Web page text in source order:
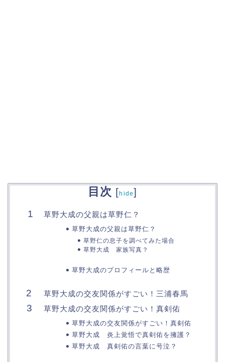
目次 [hide]
草野大成の父親は草野仁？
草野大成の父親は草野仁？
草野仁の息子を調べてみた場合
草野大成 家族写真？
草野大成のプロフィールと略歴
草野大成の交友関係がすごい！三浦春馬
草野大成の交友関係がすごい！真剣佑
草野大成の交友関係がすごい！真剣佑
草野大成 炎上覚悟で真剣佑を擁護？
草野大成 真剣佑の言葉に号泣？